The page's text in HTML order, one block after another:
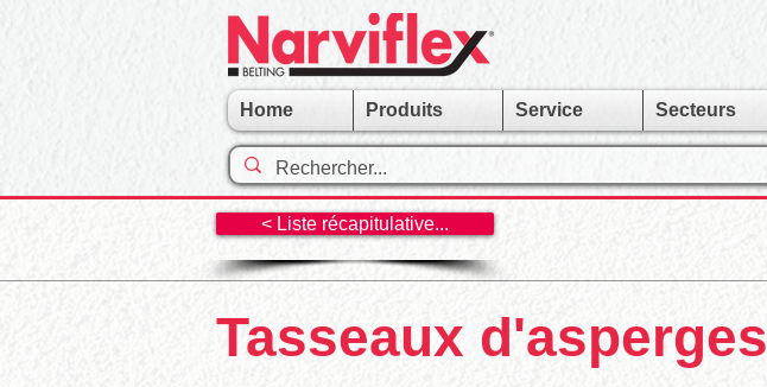
Home Produits Service Secteurs
< Liste récapitulative...
Tasseaux d'asperges